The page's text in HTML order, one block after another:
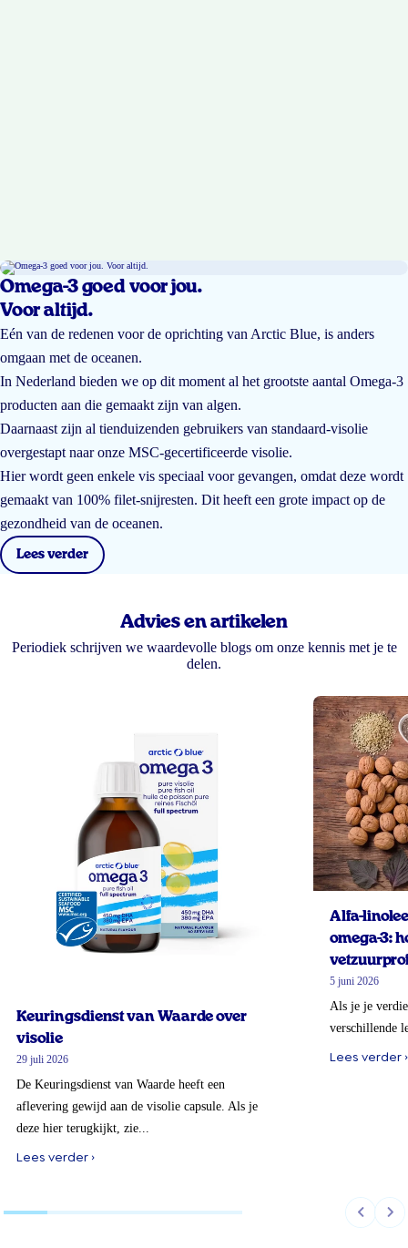
Omega-3 goed voor jou.
Voor altijd.
Eén van de redenen voor de oprichting van Arctic Blue, is anders
omgaan met de oceanen.
In Nederland bieden we op dit moment al het grootste aantal Omega-3
producten aan die gemaakt zijn van algen.
Daarnaast zijn al tienduizenden gebruikers van standaard-visolie
overgestapt naar onze MSC-gecertificeerde visolie.
Hier wordt geen enkele vis speciaal voor gevangen, omdat deze wordt
gemaakt van 100% filet-snijresten. Dit heeft een grote impact op de
gezondheid van de oceanen.
Lees verder
Advies en artikelen
Periodiek schrijven we waardevolle blogs om onze kennis met je te
delen.
Keuringsdienst van Waarde over
visolie
29 juli 2026
De Keuringsdienst van Waarde heeft een
aflevering gewijd aan de visolie capsule. Als je
deze hier terugkijkt, zie...
Lees verder ›
Alfa-
omega-3:
5 juni 2026
Als je je
verschillende
Lees verder ›